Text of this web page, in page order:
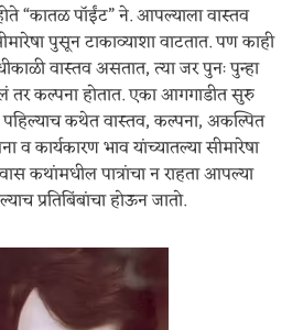
“कातळ पॉईंट” ने. आपल्याला वास्तव
पुसून टाकाव्याशा वाटतात. पण काही
वास्तव असतात, त्या जर पुनः पुन्हा
कल्पना होतात. एका आगगाडीत सुरु
पहिल्याच कथेत वास्तव, कल्पना, अकल्पित
व कार्यकारण भाव यांच्यातल्या सीमारेषा
कथांमधील पात्रांचा न राहता आपल्या
प्रतिबिंबांचा होऊन जातो.